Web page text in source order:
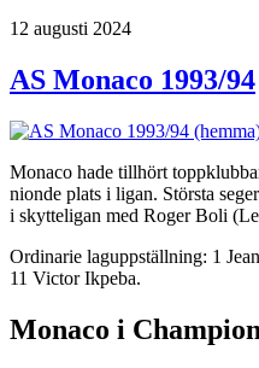
Publicerat
12 augusti 2024
AS Monaco 1993/94
Monaco hade tillhört
nionde plats i ligan. Största
i skytteligan med Roger Boli
Ordinarie laguppställning: 1
11 Victor Ikpeba.
Monaco i